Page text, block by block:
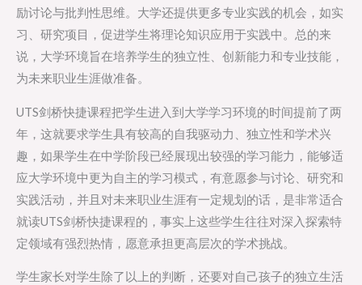
励讨论与批判性思维。大学还提供更多专业实践的机会，如实
习、研究项目，促进学生将理论知识应用于实践中。总的来
说，大学环境旨在培养学生的独立性、创新能力和专业技能，
为未来职业生涯做准备。
UTS剑桥快捷课程把学生进入到大学学习环境的时间提前了两
年，这就要求学生具有较高的自我驱动力、独立性和学术兴
趣，如果学生在中学阶段已经展现出较强的学习能力，能够适
应大学环境中更为自主的学习模式，有意愿参与讨论、研究和
实践活动，并且对未来职业生涯有一定规划的话，是非常适合
就读UTS剑桥快捷课程的，事实上这些学生往往对深入探索特
定领域有强烈热情，愿意承担更高层次的学术挑战。
学生家长对学生除了以上的判断，还要对自己孩子的独立生活